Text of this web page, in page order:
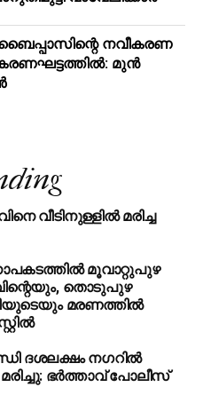
ബൈപ്പാസിന്റെ നവീകരണ
മുന്‍
വീടിനുള്ളിൽ മരിച്ച
മൂവാറ്റുപുഴ
തൊടുപുഴ
മരണത്തില്‍
ദശലക്ഷം നഗറിൽ
മരിച്ചു: ഭർത്താവ് പോലീസ്